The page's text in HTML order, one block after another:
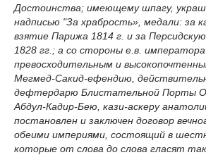
Достоинства; имеющему шпагу,
надписью "За храбрость», медали: за
взятие Парижа 1814 г. и за
1828 гг.; а со стороны е.в.
превосходительным и
Мегмед-Сакид-ефендию,
дефтердарю Блистательной Порты
Абдул-Кадир-Бею, кази-аскеру
постановлен и заключен договор
обеими империями, состоящий в
которые от слова до слова гласят